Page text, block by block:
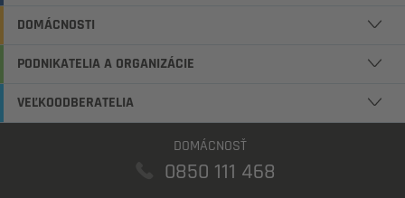
DOMÁCNOSTI
PODNIKATELIA A ORGANIZÁCIE
VEĽKOODBERATELIA
DOMÁCNOSŤ
0850 111 468